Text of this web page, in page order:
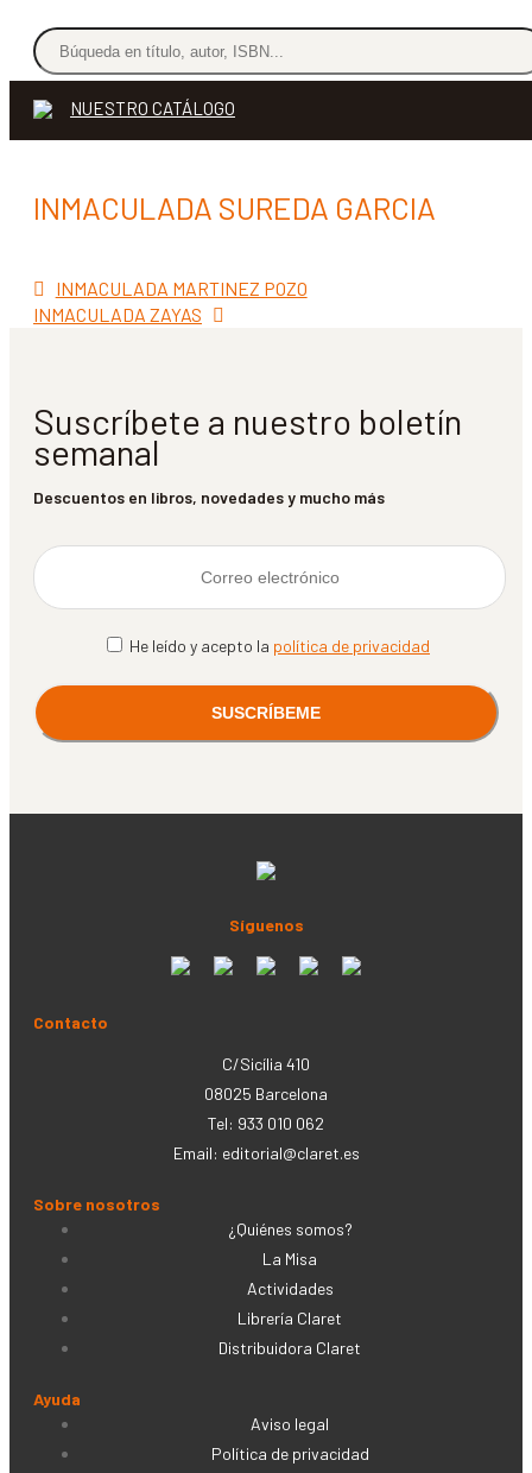
NUESTRO CATÁLOGO
INMACULADA SUREDA GARCIA
Navegación
de
Anterior:
INMACULADA MARTINEZ POZO
Siguiente:
INMACULADA ZAYAS
Suscríbete a nuestro boletín
semanal
Descuentos en libros, novedades y mucho más
He leído y acepto la política de privacidad
Síguenos
Contacto
C/Sicília 410
08025 Barcelona
Tel: 933 010 062
Email: editorial@claret.es
Sobre nosotros
¿Quiénes somos?
La Misa
Actividades
Librería Claret
Distribuidora Claret
Ayuda
Aviso legal
Política de privacidad